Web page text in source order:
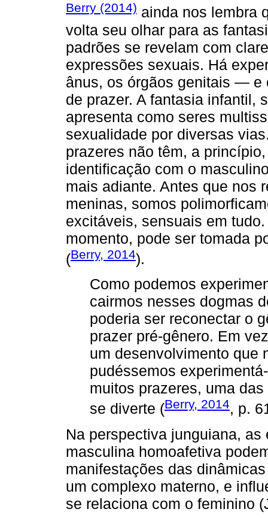
Berry (2014) ainda nos lembra
volta seu olhar para as
padrões se revelam com
expressões sexuais. Há
ânus, os órgãos genitais — e
de prazer. A fantasia infantil,
apresenta como seres
sexualidade por diversas
prazeres não têm, a
identificação com o
mais adiante. Antes que nos
meninas, somos
excitáveis, sensuais em
momento, pode ser tomada
(Berry, 2014).
Como podemos
cairmos nesses dogmas
poderia ser reconectar o
prazer pré-gênero. Em
um desenvolvimento que
pudéssemos
muitos prazeres, uma
se diverte (Berry, 2014, p.
Na perspectiva junguiana,
masculina homoafetiva
manifestações das
um complexo materno, e
se relaciona com o feminino